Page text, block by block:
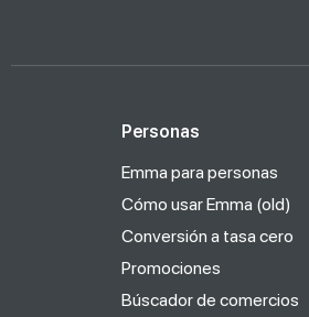
Personas
Emma para personas
Cómo usar Emma (old)
Conversión a tasa cero
Promociones
Búscador de comercios